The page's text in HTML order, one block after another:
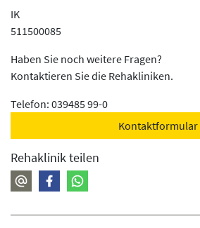
Rehaklinik teilen
IK
511500085
Haben Sie noch weitere Fragen?
Kontaktieren Sie die Rehakliniken.
Telefon: 039485 99-0
Kontaktformular